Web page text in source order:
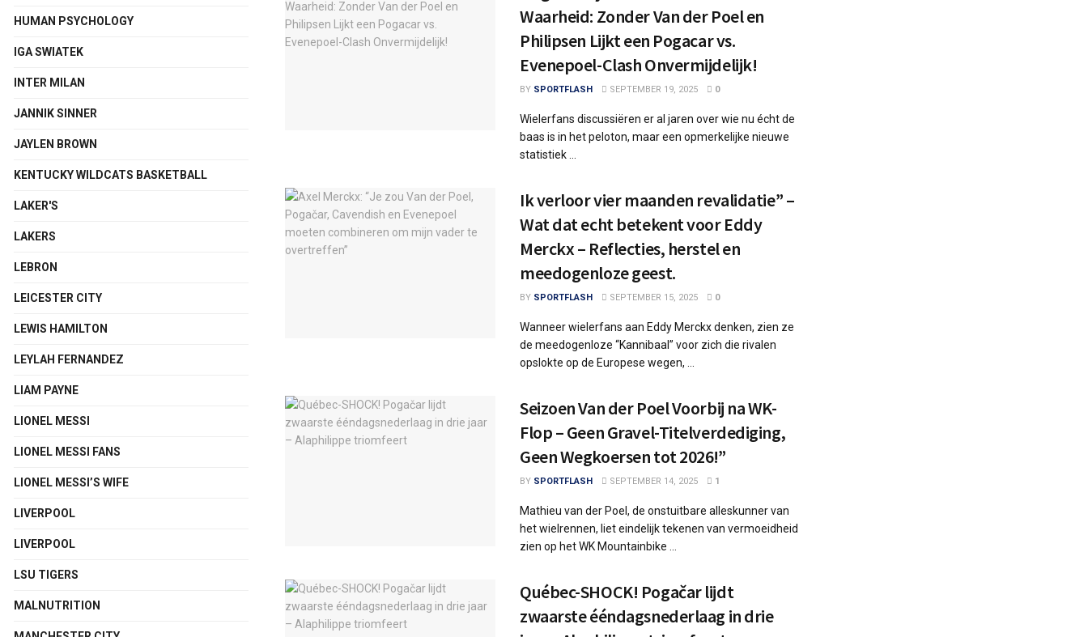
Waarheid: Zonder Van der Poel en
Philipsen Lijkt een Pogacar vs.
Evenepoel-Clash Onvermijdelijk!
BY SPORTFLASH SEPTEMBER 19, 2025 0
Wielerfans discussiëren er al jaren over wie nu écht de
baas is in het peloton, maar een opmerkelijke nieuwe
statistiek ...
Ik verloor vier maanden revalidatie” –
Wat dat echt betekent voor Eddy
Merckx – Reflecties, herstel en
meedogenloze geest.
BY SPORTFLASH SEPTEMBER 15, 2025 0
Wanneer wielerfans aan Eddy Merckx denken, zien ze
de meedogenloze “Kannibaal” voor zich die rivalen
opslokte op de Europese wegen, ...
Seizoen Van der Poel Voorbij na WK-
Flop – Geen Gravel-Titelverdediging,
Geen Wegkoersen tot 2026!”
BY SPORTFLASH SEPTEMBER 14, 2025 1
Mathieu van der Poel, de onstuitbare alleskunner van
het wielrennen, liet eindelijk tekenen van vermoeidheid
zien op het WK Mountainbike ...
Québec-SHOCK! Pogačar lijdt
zwaarste ééndagsnederlaag in drie
HUMAN PSYCHOLOGY
IGA SWIATEK
INTER MILAN
JANNIK SINNER
JAYLEN BROWN
KENTUCKY WILDCATS BASKETBALL
LAKER'S
LAKERS
LEBRON
LEICESTER CITY
LEWIS HAMILTON
LEYLAH FERNANDEZ
LIAM PAYNE
LIONEL MESSI
LIONEL MESSI FANS
LIONEL MESSI’S WIFE
LIVERPOOL
LIVERPOOL
LSU TIGERS
MALNUTRITION